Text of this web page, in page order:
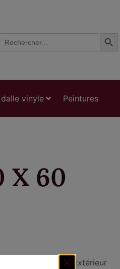
for:
Search Button
vinyle Peintures
X 60
Intérieur ou Extérieur